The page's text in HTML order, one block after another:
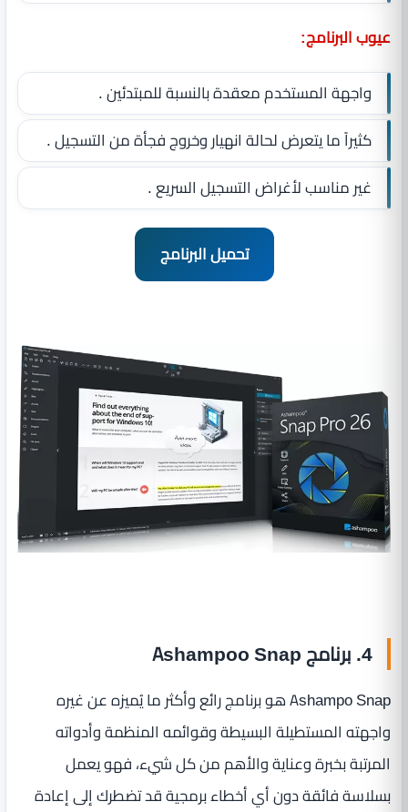
عيوب البرنامج:
واجهة المستخدم معقدة بالنسبة للمبتدئين .
كثيراً ما يتعرض لحالة انهيار وخروج فجأة من التسجيل .
غير مناسب لأغراض التسجيل السريع .
تحميل البرنامج
4. برنامج Ashampoo Snap
Ashampo Snap هو برنامج رائع وأكثر ما يُميزه عن غيره
واجهته المستطيلة البسيطة وقوائمه المنظمة وأدواته
المرتبة بخبرة وعناية والأهم من كل شيء، فهو يعمل
بسلاسة فائقة دون أي أخطاء برمجية قد تضطرك إلى إعادة